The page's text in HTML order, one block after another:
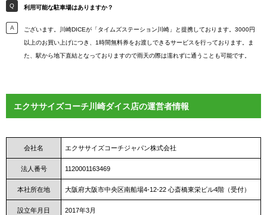
利用可能な駐車場はありますか？
ございます。川崎DICEが「タイムズステーション川崎」と提携しております。3000円
以上のお買い上げにつき、1時間無料券をお渡しできるサービスを行っております。ま
た、駅から地下直結となっておりますので雨天の際は濡れずに通うことも可能です。
エクササイズコーチ川崎ダイス店の運営者情報
会社名 エクササイズコーチジャパン株式会社
法人番号 1120001163469
本社所在地 大阪府大阪市中央区南船場4-12-22 心斎橋東栄ビル4階（受付）
設立年月日 2017年3月